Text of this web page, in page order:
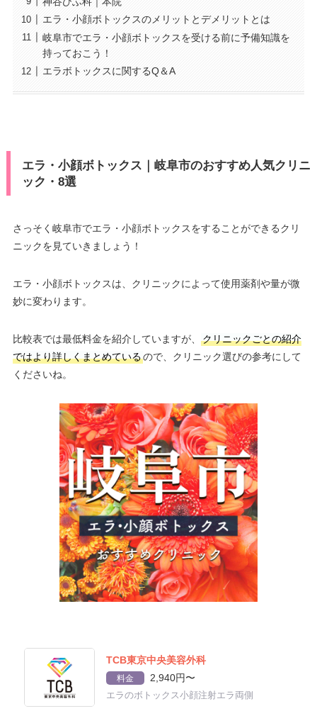
エラ・小顔ボトックスのメリットとデメリットとは
岐阜市でエラ・小顔ボトックスを受ける前に予備知識を
持っておこう！
エラボトックスに関するQ＆A
エラ・小顔ボトックス｜岐阜市のおすすめ人気クリニ
ック・8選
さっそく岐阜市でエラ・小顔ボトックスをすることができるクリ
ニックを見ていきましょう！
エラ・小顔ボトックスは、クリニックによって使用薬剤や量が微
妙に変わります。
比較表では最低料金を紹介していますが、
クリニックごとの紹介
ではより詳しくまとめているので、クリニック選びの参考にして
くださいね。
TCB東京中央美容外科
料金 2,940円〜
エラのボトックス小顔注射エラ両側